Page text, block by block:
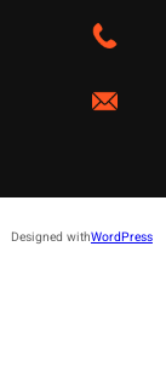
Designed withWordPress